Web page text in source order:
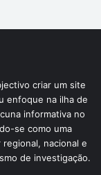
criar um site
enfoque na ilha de
informativa no
se como uma
nacional e
de investigação.